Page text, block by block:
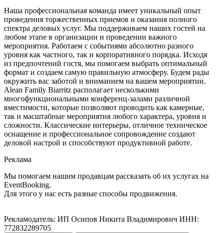
Наша профессиональная команда имеет уникальный опыт
проведения торжественных приемов и оказания полного
спектра деловых услуг. Мы поддерживаем наших гостей на
любом этапе в организации и проведении важного
мероприятия. Работаем с событиями абсолютно разного
уровня как частного, так и корпоративного порядка. Исходя
из предпочтений гостя, мы помогаем выбрать оптимальный
формат и создаем самую правильную атмосферу. Будем рады
окружить вас заботой и вниманием на вашем мероприятии.
Alean Family Biarritz располагает несколькими
многофункциональными конференц-залами различной
вместимости, которые позволяют проводить как камерные,
так и масштабные мероприятия любого характера, уровня и
сложности. Классические интерьеры, отличное техническое
оснащение и профессиональное сопровождение создают
деловой настрой и способствуют продуктивной работе.
Реклама
Мы помогаем нашим продавцам рассказать об их услугах на
EventBooking.
Для этого у нас есть разные способы продвижения.
Рекламодатель: ИП Осипов Никита Владимирович ИНН:
772832289705